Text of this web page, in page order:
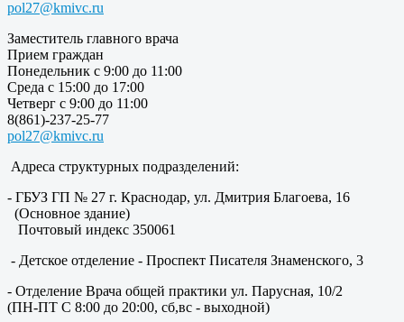
pol27@kmivc.ru
Заместитель главного врача
Прием граждан
Понедельник с 9:00 до 11:00
Среда с 15:00 до 17:00
Четверг с 9:00 до 11:00
8(861)-237-25-77
pol27@kmivc.ru
Адреса структурных подразделений:
- ГБУЗ ГП № 27 г. Краснодар, ул. Дмитрия Благоева, 16
(Основное здание)
Почтовый индекс 350061
- Детское отделение - Проспект Писателя Знаменского, 3
- Отделение Врача общей практики ул. Парусная, 10/2
(ПН-ПТ С 8:00 до 20:00, сб,вс - выходной)